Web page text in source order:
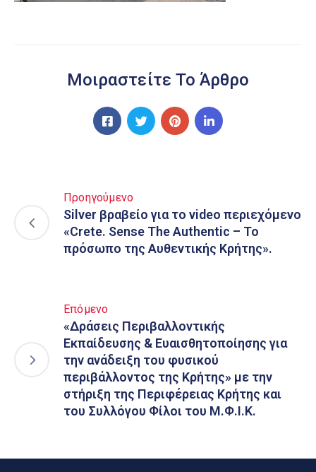
Μοιραστείτε Το Άρθρο
Προηγούμενο
Silver βραβείο για το video περιεχόμενο
«Crete. Sense The Authentic – Το
πρόσωπο της Αυθεντικής Κρήτης».
Επόμενο
«Δράσεις Περιβαλλοντικής
Εκπαίδευσης & Ευαισθητοποίησης για
την ανάδειξη του φυσικού
περιβάλλοντος της Κρήτης» με την
στήριξη της Περιφέρειας Κρήτης και
του Συλλόγου Φίλοι του Μ.Φ.Ι.Κ.